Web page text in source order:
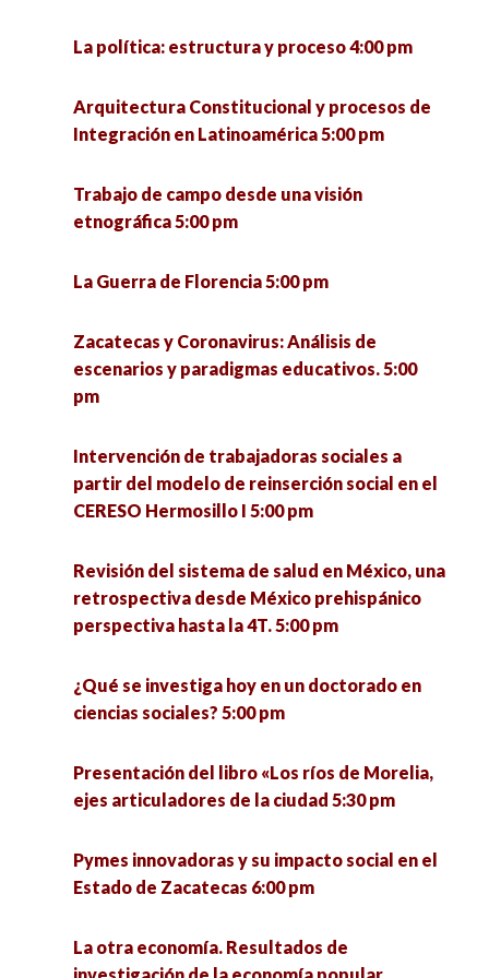
ciencias sociales? 5:00 pm
desafíos urbanos. Riesgos, cultura y
participación para el desarrollo sostenible 6:00
La política: estructura y proceso 4:00 pm
Arquitectura Constitucional y procesos de
Integración en Latinoamérica 5:00 pm
Trabajo de campo desde una visión
etnográfica 5:00 pm
La Guerra de Florencia 5:00 pm
Zacatecas y Coronavirus: Análisis de
escenarios y paradigmas educativos. 5:00
pm
Intervención de trabajadoras sociales a
partir del modelo de reinserción social en el
CERESO Hermosillo I 5:00 pm
Revisión del sistema de salud en México, una
retrospectiva desde México prehispánico
perspectiva hasta la 4T. 5:00 pm
¿Qué se investiga hoy en un doctorado en
ciencias sociales? 5:00 pm
Presentación del libro «Los ríos de Morelia,
ejes articuladores de la ciudad 5:30 pm
Pymes innovadoras y su impacto social en el
Estado de Zacatecas 6:00 pm
La otra economía. Resultados de